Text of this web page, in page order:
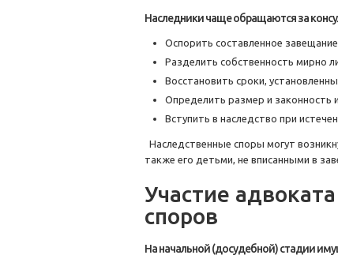
Наследники чаще обращаются за
Оспорить составленное
Разделить собственность мирно
Восстановить сроки,
Определить размер и законность
Вступить в наследство при
Наследственные споры могут
также его детьми, не вписанными в
Участие
споров
На начальной (досудебной) стадии